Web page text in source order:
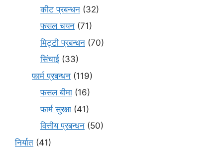
कीट प्रबन्धन (32)
फसल चयन (71)
मि‌ट्टी प्रबन्धन (70)
सिंचाई (33)
फार्म प्रबन्धन (119)
फसल बीमा (16)
फार्म सुरक्षा (41)
वित्तीय प्रबन्धन (50)
निर्यात (41)